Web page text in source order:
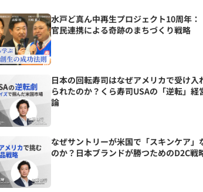
水戸ど真ん中再生プロジェクト10周年：
官民連携による奇跡のまちづくり戦略
日本の回転寿司はなぜアメリカで受け入
られたのか？くら寿司USAの「逆転」経
論
なぜサントリーが米国で「スキンケア」
のか？日本ブランドが勝つためのD2C戦